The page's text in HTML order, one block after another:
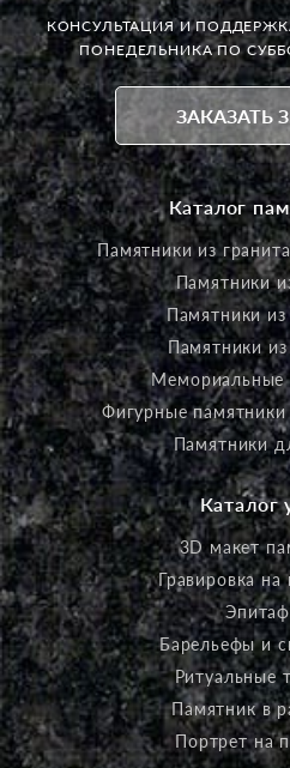
КОНСУЛЬТАЦИЯ И
ПОНЕДЕЛЬНИКА ПО
ЗАКАЗАТЬ
Каталог
Памятники из
Памятники
Памятники из
Памятники
Мемориальные
Фигурные памятники
Памятники
Каталог
3D макет
Гравировка на
Барельефы и
Ритуальные
Памятник в
Портрет на